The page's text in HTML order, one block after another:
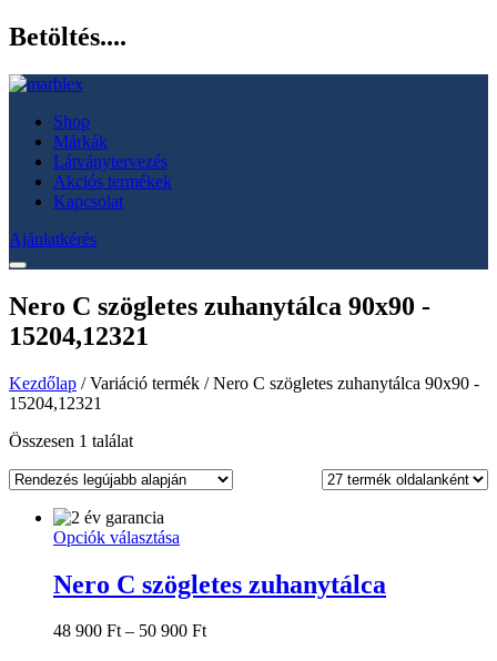
Betöltés....
Shop
Márkák
Látványtervezés
Akciós termékek
Kapcsolat
Ajánlatkérés
Nero C szögletes zuhanytálca 90x90 -
15204,12321
Kezdőlap / Variáció termék / Nero C szögletes zuhanytálca 90x90 -
15204,12321
Összesen 1 találat
Opciók választása
terméknek
több
van.
Nero C szögletes zuhanytálca
48 900 Ft – 50 900 FtÁrtartomány: